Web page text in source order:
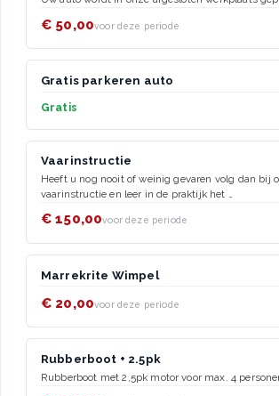
€ 50,00voor deze periode
Gratis parkeren auto
Gratis
Vaarinstructie
Heeft u nog nooit of weinig gevaren volg dan bij
vaarinstructie en leer in de praktijk het …
€ 150,00voor deze periode
Marrekrite Wimpel
€ 20,00voor deze periode
Rubberboot + 2.5pk
Rubberboot met 2,5pk motor voor max. 4